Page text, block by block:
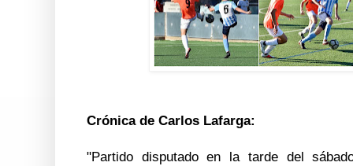
Crónica de Carlos Lafarga:
"Partido disputado en la tarde del